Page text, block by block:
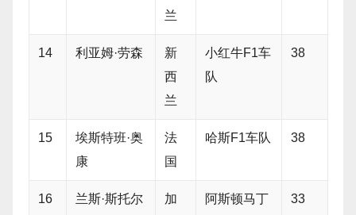
兰
14 利亚姆·劳森
新
西
兰
小红牛F1车
队
38
15
埃斯特班·奥
康
法
国
哈斯F1车队 38
16 兰斯·斯托尔 加 阿斯顿马丁 33